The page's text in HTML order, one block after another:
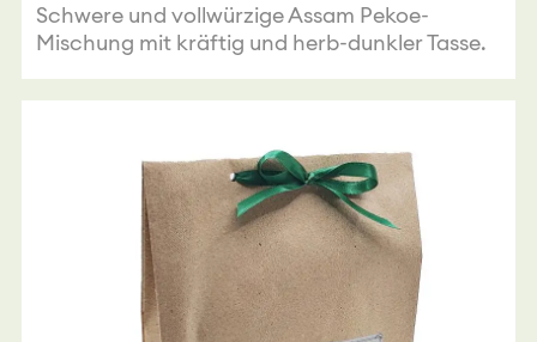
Schwere und vollwürzige Assam Pekoe-
Mischung mit kräftig und herb-dunkler Tasse.